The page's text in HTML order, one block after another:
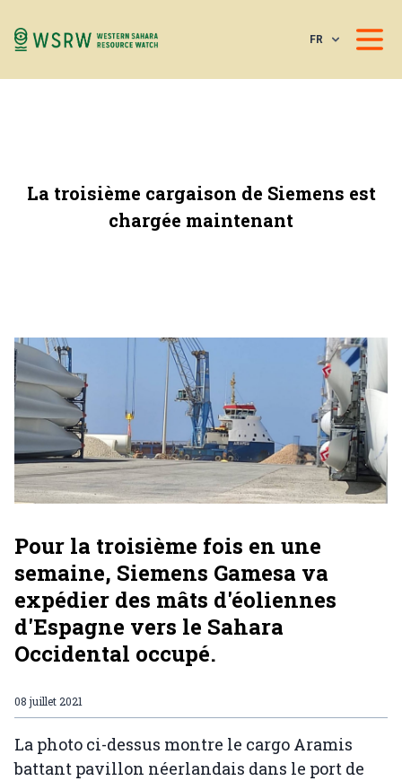
FR
La troisième cargaison de Siemens est
chargée maintenant
Pour la troisième fois en une
semaine, Siemens Gamesa va
expédier des mâts d'éoliennes
d'Espagne vers le Sahara
Occidental occupé.
08 juillet 2021
La photo ci-dessus montre le cargo Aramis
battant pavillon néerlandais dans le port de